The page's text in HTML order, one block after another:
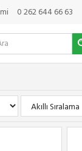
0 262 644 66 63